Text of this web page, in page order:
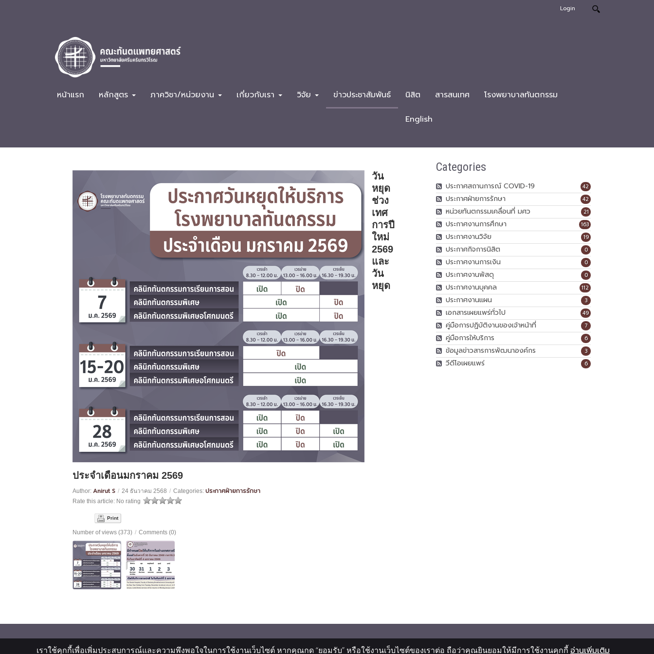
Login
หน้าแรก หลักสูตร ภาควิชา/หน่วยงาน เกี่ยวกับเรา วิจัย ข่าวประชาสัมพันธ์ นิสิต สารสนเทศ โรงพยาบาลทันตกรรม
English
วัน
หยุด
ช่วง
เทศ
การปี
ใหม่
2569
และ
วัน
หยุด
ประจำเดือนมกราคม 2569
Author: Anirut S / 24 ธันวาคม 2568 / Categories: ประกาศฝ่ายการรักษา
Rate this article: No rating
Print
Number of views (373) / Comments (0)
Categories
42
ประกาศสถานการณ์ COVID-19
42
ประกาศฝ่ายการรักษา
21
หน่วยทันตกรรมเคลื่อนที่ มศว
163
ประกาศงานการศึกษา
19
ประกาศงานวิจัย
0
ประกาศกิจการนิสิต
0
ประกาศงานการเงิน
0
ประกาศงานพัสดุ
112
ประกาศงานบุคคล
3
ประกาศงานแผน
49
เอกสารเผยแพร่ทั่วไป
7
คู่มือการปฏิบัติงานของเจ้าหน้าที่
6
คู่มือการให้บริการ
3
ข้อมูลข่าวสารการพัฒนาองค์กร
6
วีดีโอเผยแพร่
เราใช้คุกกี้เพื่อเพิ่มประสบการณ์และความพึงพอใจในการใช้งานเว็บไซต์ หากคุณกด “ยอมรับ” หรือใช้งานเว็บไซต์ของเราต่อ ถือว่าคุณยินยอมให้มีการใช้งานคุกกี้ อ่านเพิ่มเติม